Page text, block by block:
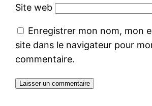
Site web
Enregistrer mon nom, mon
site dans le navigateur pour
commentaire.